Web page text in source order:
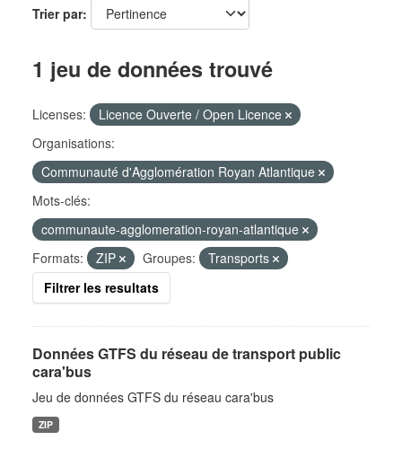
Trier par
1 jeu de données trouvé
Licenses:
Licence Ouverte / Open Licence
Organisations:
Communauté d'Agglomération Royan Atlantique
Mots-clés:
communaute-agglomeration-royan-atlantique
Formats:
ZIP Groupes:
Transports
Filtrer les resultats
Données GTFS du réseau de transport public
cara'bus
Jeu de données GTFS du réseau cara'bus
ZIP